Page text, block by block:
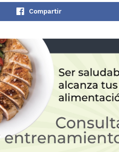
Compartir